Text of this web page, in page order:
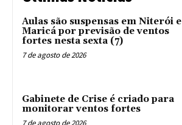
Aulas são suspensas em Niterói e
Maricá por previsão de ventos
fortes nesta sexta (7)
7 de agosto de 2026
Gabinete de Crise é criado para
monitorar ventos fortes
7 de agosto de 2026